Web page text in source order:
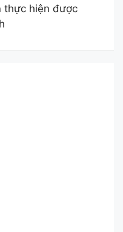
thực hiện được